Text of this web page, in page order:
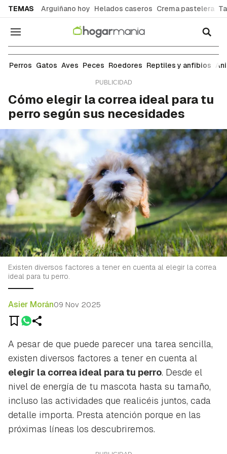
TEMAS Arguiñano hoy Helados caseros Crema pastelera
Navegación
Perros
Perros Gatos Aves Peces Roedores Reptiles y anfibios
Cómo elegir la correa ideal para tu
perro según sus necesidades
Existen diversos factores a tener en cuenta al elegir la correa
ideal para tu perro.
Asier Morán09 Nov 2025
A pesar de que puede parecer una tarea sencilla,
existen diversos factores a tener en cuenta al
elegir la correa ideal para tu perro. Desde el
nivel de energía de tu mascota hasta su tamaño,
incluso las actividades que realicéis juntos, cada
detalle importa. Presta atención porque en las
próximas líneas los descubriremos.